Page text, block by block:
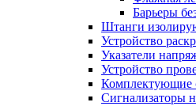
Барьеры
Штанги
Устройство
Указатели
Устройство
Комплектующие
Сигнализаторы